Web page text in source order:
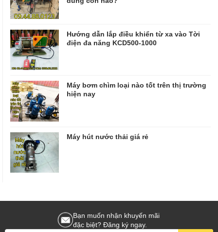
Hướng dẫn lắp điều khiển từ xa vào Tời
điện đa năng KCD500-1000
Máy bơm chìm loại nào tốt trên thị trường
hiện nay
Máy hút nước thải giá rẻ
Bạn muốn nhận khuyến mãi
đặc biệt? Đăng ký ngay.